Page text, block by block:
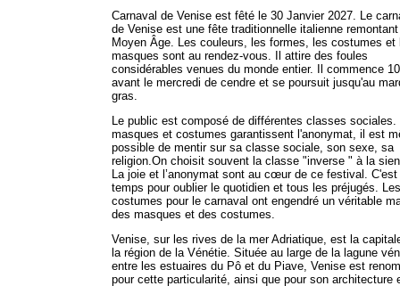
Carnaval de Venise est fêté le 30 Janvier 2027. Le
de Venise est une fête traditionnelle italienne
Moyen Âge. Les couleurs, les formes, les costumes et
masques sont au rendez-vous. Il attire des foules
considérables venues du monde entier. Il commence
avant le mercredi de cendre et se poursuit jusqu'au
gras.
Le public est composé de différentes classes sociales.
masques et costumes garantissent l'anonymat, il est
possible de mentir sur sa classe sociale, son sexe, sa
religion.On choisit souvent la classe "inverse " à la
La joie et l’anonymat sont au cœur de ce festival. C'est
temps pour oublier le quotidien et tous les préjugés. Les
costumes pour le carnaval ont engendré un véritable
des masques et des costumes.
Venise, sur les rives de la mer Adriatique, est la
la région de la Vénétie. Située au large de la lagune
entre les estuaires du Pô et du Piave, Venise est
pour cette particularité, ainsi que pour son architecture